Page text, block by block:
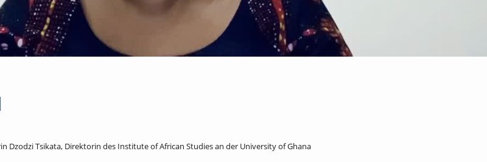
Dzodzi Tsikata, Direktorin des Institute of African Studies an der University of Ghana